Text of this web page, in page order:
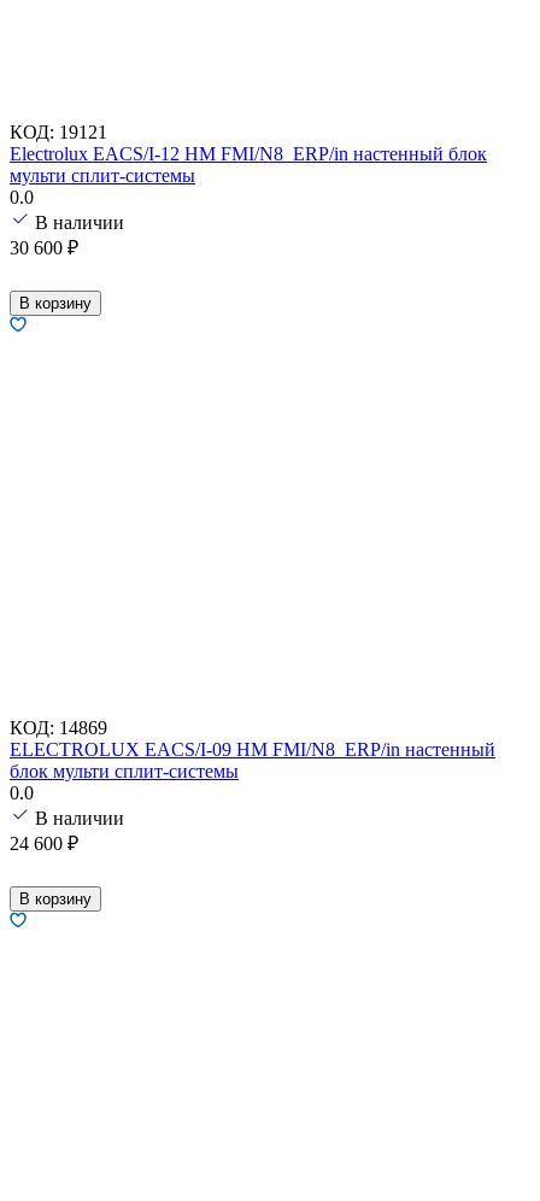
КОД: 19121
Electrolux EACS/I-12 HM FMI/N8_ERP/in настенный блок
мульти сплит-системы
0.0
В наличии
30 600 ₽
В корзину
КОД: 14869
ELECTROLUX EACS/I-09 HM FMI/N8_ERP/in настенный
блок мульти сплит-системы
0.0
В наличии
24 600 ₽
В корзину